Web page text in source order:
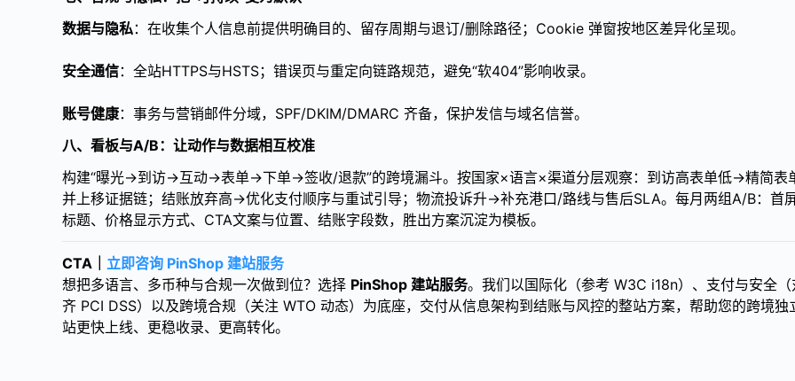
数据与隐私：在收集个人信息前提供明确目的、留存周期与退订/删除路径；Cookie 弹窗按地区差异化呈现。
安全通信：全站HTTPS与HSTS；错误页与重定向链路规范，避免“软404”影响收录。
账号健康：事务与营销邮件分域，SPF/DKIM/DMARC 齐备，保护发信与域名信誉。
八、看板与A/B：让动作与数据相互校准
构建“曝光→到访→互动→表单→下单→签收/退款”的跨境漏斗。按国家×语言×渠道分层观察：到访高表单低→精简表
并上移证据链；结账放弃高→优化支付顺序与重试引导；物流投诉升→补充港口/路线与售后SLA。每月两组A/B：首
标题、价格显示方式、CTA文案与位置、结账字段数，胜出方案沉淀为模板。
CTA｜ 立即咨询 PinShop 建站服务
想把多语言、多币种与合规一次做到位？选择 PinShop 建站服务。我们以国际化（参考 W3C i18n）、支付与安全（
齐 PCI DSS）以及跨境合规（关注 WTO 动态）为底座，交付从信息架构到结账与风控的整站方案，帮助您的跨境独
站更快上线、更稳收录、更高转化。